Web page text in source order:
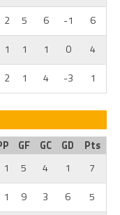
2 5 6 -1
6
1 1 1 0
4
2 1 4 -3 1
GF GC GD
Pts
1 5 4 1
7
1 9 3 6
5